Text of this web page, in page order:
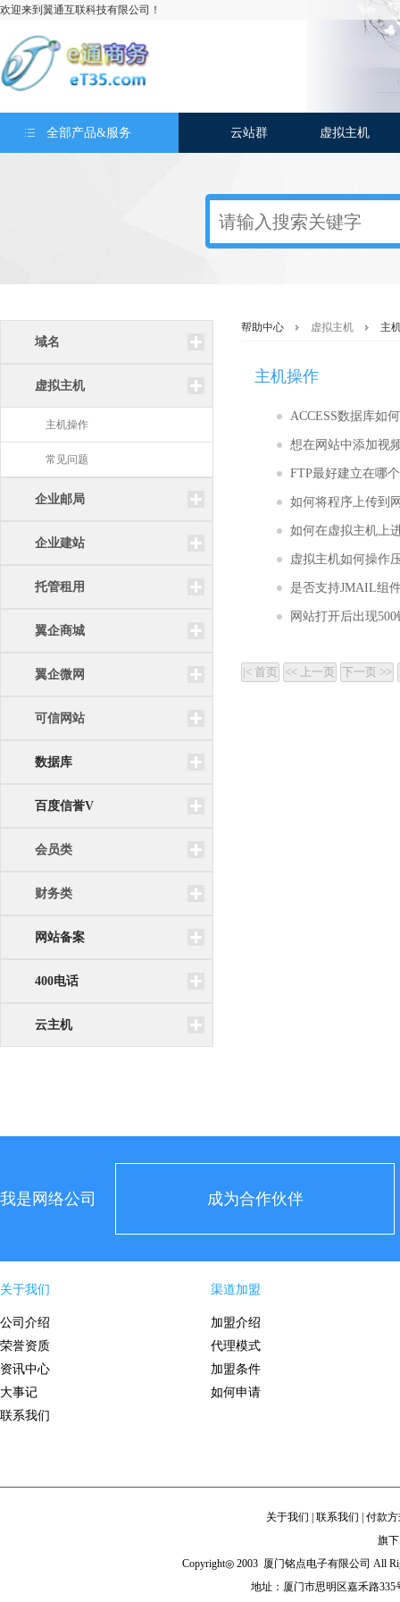
欢迎来到翼通互联科技有限公司！
全部产品&服务 云站群 虚拟主机
域名
虚拟主机
主机操作
常见问题
企业邮局
企业建站
托管租用
翼企商城
翼企微网
可信网站
数据库
百度信誉V
会员类
财务类
网站备案
400电话
云主机
帮助中心 虚拟主机 主
主机操作
ACCESS数据库如
想在网站中添加视
FTP最好建立在哪
如何将程序上传到
如何在虚拟主机上
虚拟主机如何操作
是否支持JMAIL组
网站打开后出现
我是网络公司 成为合作伙伴
关于我们
公司介绍
荣誉资质
资讯中心
大事记
联系我们
渠道加盟
加盟介绍
代理模式
加盟条件
如何申请
关于我们 联系我们
付款
旗
Copyright◎ 2003 厦门铭点电子有限公司 All
地址：厦门市思明区嘉禾路